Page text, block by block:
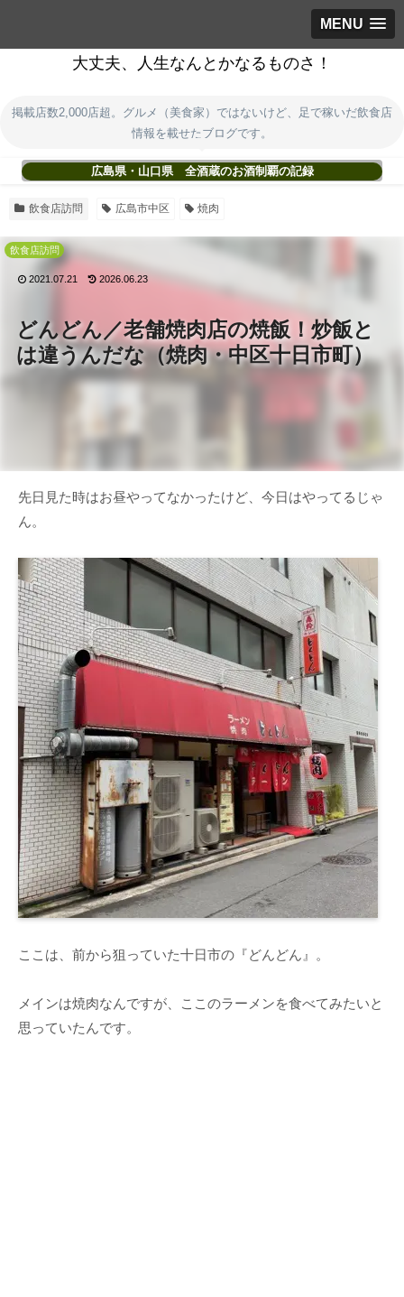
MENU
大丈夫、人生なんとかなるものさ！
掲載店数2,000店超。グルメ（美食家）ではないけど、足で稼いだ飲食店
情報を載せたブログです。
広島県・山口県 全酒蔵のお酒制覇の記録
飲食店訪問 広島市中区 焼肉
どんどん／老舗焼肉店の焼飯！炒飯と
は違うんだな（焼肉・中区十日市町）
飲食店訪問
2021.07.21 2026.06.23
先日見た時はお昼やってなかったけど、今日はやってるじゃ
ん。
ここは、前から狙っていた十日市の『どんどん』。
メインは焼肉なんですが、ここのラーメンを食べてみたいと
思っていたんです。